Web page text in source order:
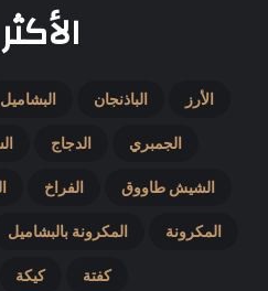
الأرز الباذنجان البشاميل
الجمبري الدجاج
الشيش طاووق الفراخ
المكرونة المكرونة بالبشاميل
كفتة كيكة